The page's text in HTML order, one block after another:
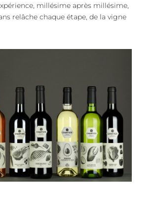
millésime après millésime,
relâche chaque étape, de la vigne